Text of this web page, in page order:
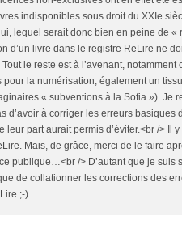
indisponibles sous droit du XXIe
lequel serait donc bien en peine de
d’un livre dans le registre ReLire ne
le reste est à l’avenant, notamment
pour la numérisation, également un
« subventions à la Sofia »). Je
d’avoir à corriger les erreurs basiques
leur part aurait permis d’éviter.<br /> Il
Mais, de grâce, merci de le faire
publique…<br /> D’autant que je suis
de collationner les corrections des
;-)